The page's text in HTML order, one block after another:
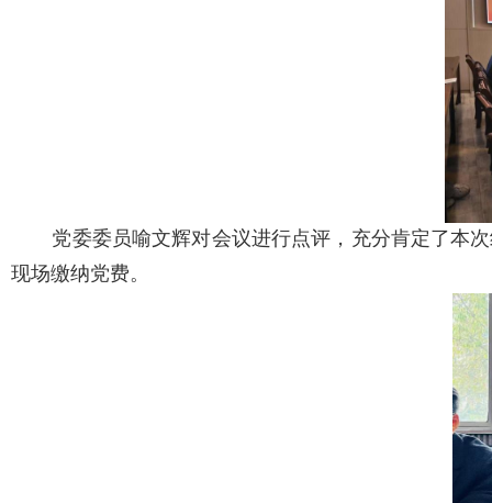
党委委员喻文辉对会议进行点评，充分肯定了本
现场缴纳党费。